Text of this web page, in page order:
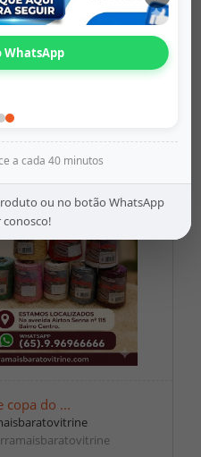
WhatsApp
a cada 40 minutos
ou no botão WhatsApp
conosco!
Inova Ti...
copa do ...